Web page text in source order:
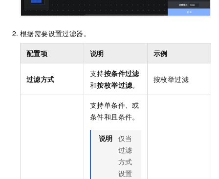
根据需要设置过滤器。
配置项 说明 示例
过滤方式
支持按条件过滤
和按枚举过滤。
按枚举过滤
支持单条件、或
条件和且条件。
说明 仅当
过滤
方式
设置